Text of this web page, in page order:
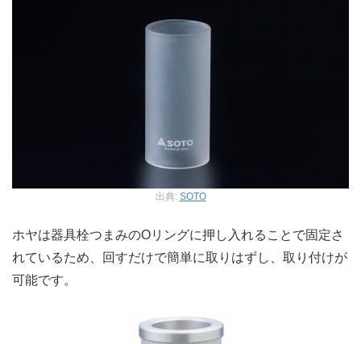
出典: SOTO
ホヤは器具栓つまみのOリングに押し入れることで固定さ
れているため、回すだけで簡単に取りはずし、取り付けが
可能です。